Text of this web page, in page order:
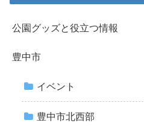
公園グッズと役立つ情報
豊中市
イベント
豊中市北西部